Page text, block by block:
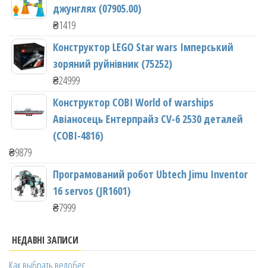
джунглях (07905.00)
₴1419
Конструктор LEGO Star wars Імперський
зоряний руйнівник (75252)
₴24999
Конструктор COBI World of warships
Авіаносець Ентерпрайз CV-6 2530 деталей
(COBI-4816)
₴9879
Програмований робот Ubtech Jimu Inventor
16 servos (JR1601)
₴7999
НЕДАВНІ ЗАПИСИ